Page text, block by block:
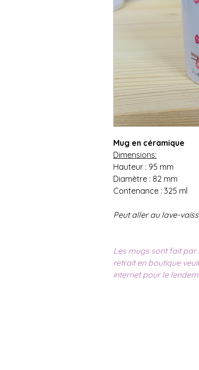
Mug en céramique
Dimensions:
Hauteur : 95 mm
Diamètre : 82 mm
Contenance : 325 ml
Peut aller au lave-
Les mugs sont fait par
retrait en boutique
internet pour le